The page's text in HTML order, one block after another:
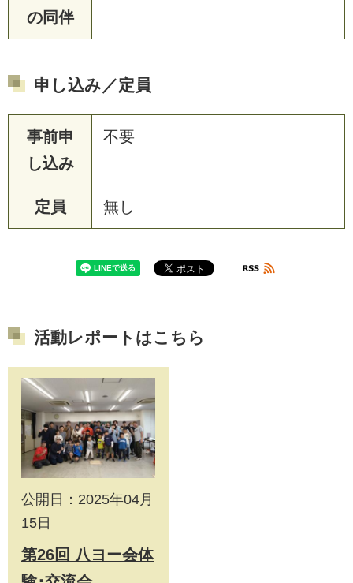
の同伴
申し込み／定員
事前申
し込み
不要
定員 無し
活動レポートはこちら
公開日：2025年04月
15日
第26回 八ヨー会体